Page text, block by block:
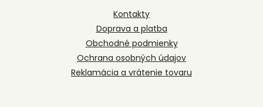
Kontakty
Doprava a platba
Obchodné podmienky
Ochrana osobných údajov
Reklamácia a vrátenie tovaru